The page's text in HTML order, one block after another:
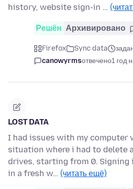
history, website sign-in …
Решён Архивировано
Firefox Sync data
canowyrmsотвечено1 год
LOST DATA
I had issues with my computer
situation where i had to delete
drives, starting from 0.
in a fresh w… (читать ещё)